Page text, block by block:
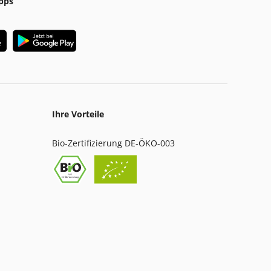
Ihre Vorteile
Bio-Zertifizierung DE-ÖKO-003